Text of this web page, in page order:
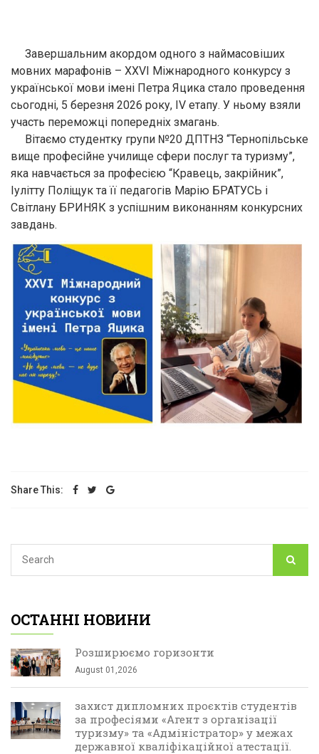
Завершальним акордом одного з наймасовіших
мовних марафонів – XXVI Міжнародного конкурсу з
української мови імені Петра Яцика стало проведення
сьогодні, 5 березня 2026 року, IV етапу. У ньому взяли
участь переможці попередніх змагань.
Вітаємо студентку групи №20 ДПТНЗ “Тернопільське
вище професійне училище сфери послуг та туризму”,
яка навчається за професією “Кравець, закрійник”,
Іулітту Поліщук та її педагогів Марію БРАТУСЬ і
Світлану БРИНЯК з успішним виконанням конкурсних
завдань.
Share This:
ОСТАННІ НОВИНИ
Розширюємо горизонти
August 01,2026
захист дипломних проєктів студентів
за професіями «Агент з організації
туризму» та «Адміністратор» у межах
державної кваліфікаційної атестації.